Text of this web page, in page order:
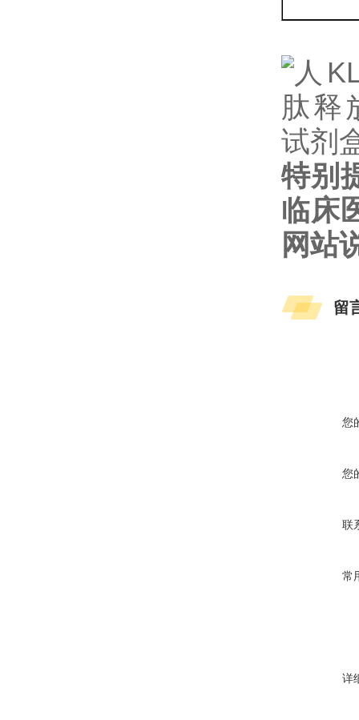
特别
临床
网站
留
您
您
联
常
详